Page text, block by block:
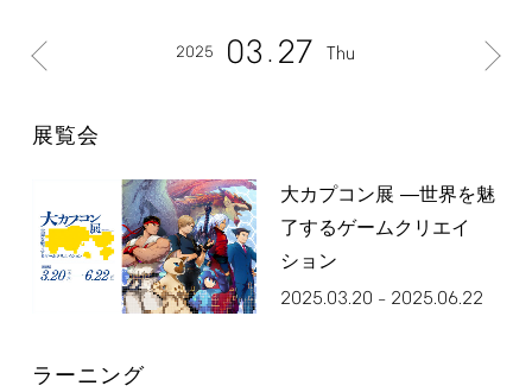
2025 03 27 Thu
展覧会
大カプコン展 ―世界を魅
了するゲームクリエイ
ション
2025.03.20 – 2025.06.22
ラーニング